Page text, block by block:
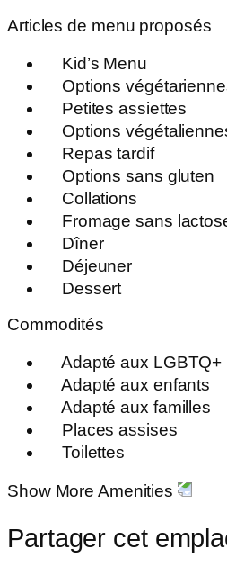
Articles de menu proposés
Kid’s Menu
Options
Petites assiettes
Options
Repas tardif
Options sans gluten
Collations
Fromage sans
Dîner
Déjeuner
Dessert
Commodités
Adapté aux LGBTQ+
Adapté aux enfants
Adapté aux familles
Places assises
Toilettes
Show More Amenities
Partager cet